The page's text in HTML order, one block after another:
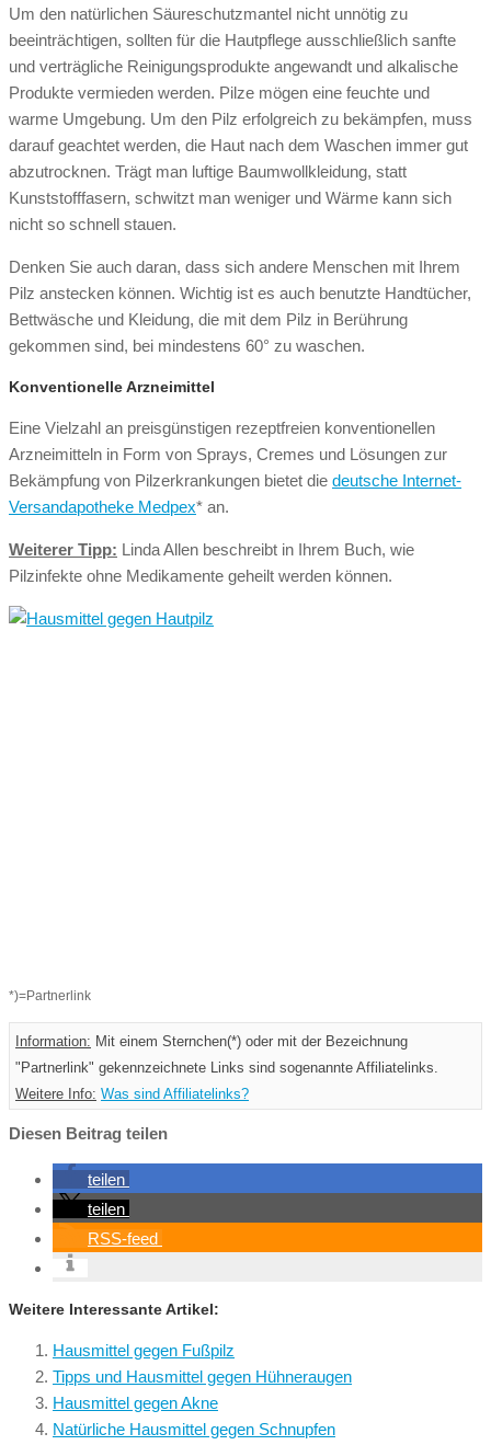
Um den natürlichen Säureschutzmantel nicht unnötig zu
beeinträchtigen, sollten für die Hautpflege ausschließlich sanfte
und verträgliche Reinigungsprodukte angewandt und alkalische
Produkte vermieden werden. Pilze mögen eine feuchte und
warme Umgebung. Um den Pilz erfolgreich zu bekämpfen, muss
darauf geachtet werden, die Haut nach dem Waschen immer gut
abzutrocknen. Trägt man luftige Baumwollkleidung, statt
Kunststofffasern, schwitzt man weniger und Wärme kann sich
nicht so schnell stauen.
Denken Sie auch daran, dass sich andere Menschen mit Ihrem
Pilz anstecken können. Wichtig ist es auch benutzte Handtücher,
Bettwäsche und Kleidung, die mit dem Pilz in Berührung
gekommen sind, bei mindestens 60° zu waschen.
Konventionelle Arzneimittel
Eine Vielzahl an preisgünstigen rezeptfreien konventionellen
Arzneimitteln in Form von Sprays, Cremes und Lösungen zur
Bekämpfung von Pilzerkrankungen bietet die deutsche Internet-
Versandapotheke Medpex* an.
Weiterer Tipp: Linda Allen beschreibt in Ihrem Buch, wie
Pilzinfekte ohne Medikamente geheilt werden können.
*)=Partnerlink
Information: Mit einem Sternchen(*) oder mit der Bezeichnung
"Partnerlink" gekennzeichnete Links sind sogenannte Affiliatelinks.
Weitere Info: Was sind Affiliatelinks?
Diesen Beitrag teilen
teilen
teilen
RSS-feed
Weitere Interessante Artikel:
Hausmittel gegen Fußpilz
Tipps und Hausmittel gegen Hühneraugen
Hausmittel gegen Akne
Natürliche Hausmittel gegen Schnupfen